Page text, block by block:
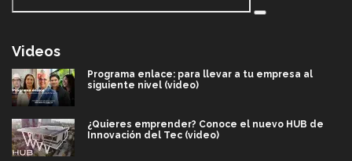
Videos
Programa enlace: para llevar a tu empresa al
siguiente nivel (video)
¿Quieres emprender? Conoce el nuevo HUB de
Innovación del Tec (video)